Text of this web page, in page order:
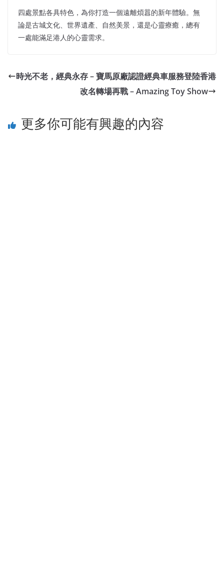
四處景點各具特色，為你打造一個遠離煩囂的新年體驗。無
論是古城文化、世界遺產、自然美景，還是心靈療癒，總有
一處能滿足港人的心靈需求。
時光不老，經典永存 – 寶馬原廠認證經典車服務登陸香港
改名轉場再戰 – Amazing Toy Show
更多你可能有興趣的內容